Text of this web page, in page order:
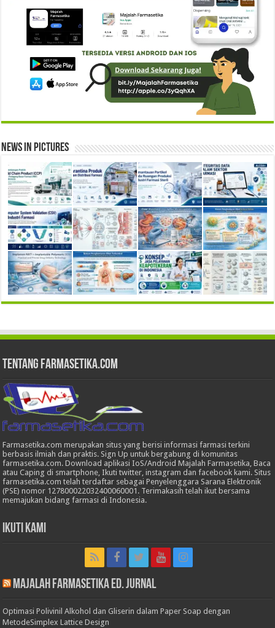
News in Pictures
Tentang Farmasetika.com
Farmasetika.com merupakan situs yang berisi informasi farmasi terkini
berbasis ilmiah dan praktis. Sign Up untuk bergabung di komunitas
farmasetika.com. Download aplikasi IoS/Android Majalah Farmasetika, Baca
atau Caping di smartphone, Ikuti twitter, instagram dan facebook kami. Situs
farmasetika.com telah terdaftar sebagai Penyelenggara Sarana Elektronik
(PSE) nomor 127800022032400060001. Terimakasih telah ikut bersama
memajukan bidang farmasi di Indonesia.
Ikuti Kami
Majalah Farmasetika Ed. Jurnal
Optimasi Polivinil Alkohol dan Gliserin dalam Paper Soap dengan
MetodeSimplex Lattice Design